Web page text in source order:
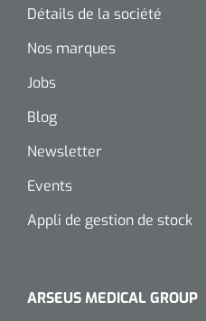
Détails de la société
Nos marques
Jobs
Blog
Newsletter
Events
Appli de gestion de stock
ARSEUS MEDICAL GROUP